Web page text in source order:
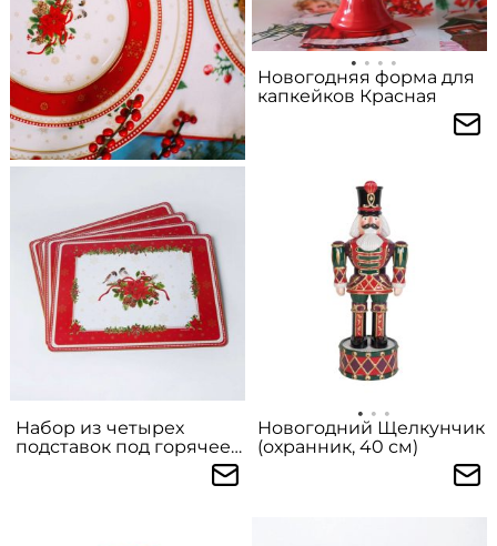
Новогодняя форма для
капкейков Красная
Набор из четырех
подставок под горячее
на пробковой основе
Счастливый Новый Год
Новогодний Щелкунчик
(охранник, 40 см)